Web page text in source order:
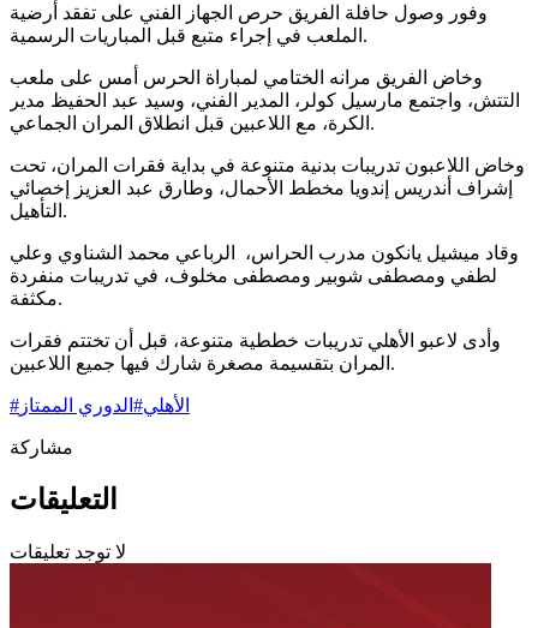
وفور وصول حافلة الفريق حرص الجهاز الفني على تفقد أرضية
الملعب في إجراء متبع قبل المباريات الرسمية.
وخاض الفريق مرانه الختامي لمباراة الحرس أمس على ملعب
التتش، واجتمع مارسيل كولر، المدير الفني، وسيد عبد الحفيظ مدير
الكرة، مع اللاعبين قبل انطلاق المران الجماعي.
وخاض اللاعبون تدريبات بدنية متنوعة في بداية فقرات المران، تحت
إشراف أندريس إندويا مخطط الأحمال، وطارق عبد العزيز إخصائي
التأهيل.
وقاد ميشيل يانكون مدرب الحراس، الرباعي محمد الشناوي وعلي
لطفي ومصطفى شوبير ومصطفى مخلوف، في تدريبات منفردة
مكثفة.
وأدى لاعبو الأهلي تدريبات خططية متنوعة، قبل أن تختتم فقرات
المران بتقسيمة مصغرة شارك فيها جميع اللاعبين.
# الأهلي# الدوري الممتاز
مشاركة
التعليقات
لا توجد تعليقات